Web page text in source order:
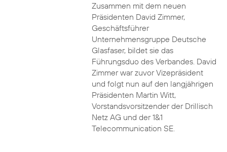
Zusammen mit dem neuen
Präsidenten David Zimmer,
Geschäftsführer
Unternehmensgruppe Deutsche
Glasfaser, bildet sie das
Führungsduo des Verbandes. David
Zimmer war zuvor Vizepräsident
und folgt nun auf den langjährigen
Präsidenten Martin Witt,
Vorstandsvorsitzender der Drillisch
Netz AG und der 1&1
Telecommunication SE.